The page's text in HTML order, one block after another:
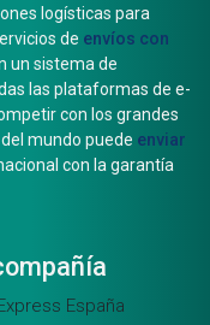
logísticas para
de envíos con
un sistema de
las plataformas de e-
con los grandes
mundo puede enviar
con la garantía
España